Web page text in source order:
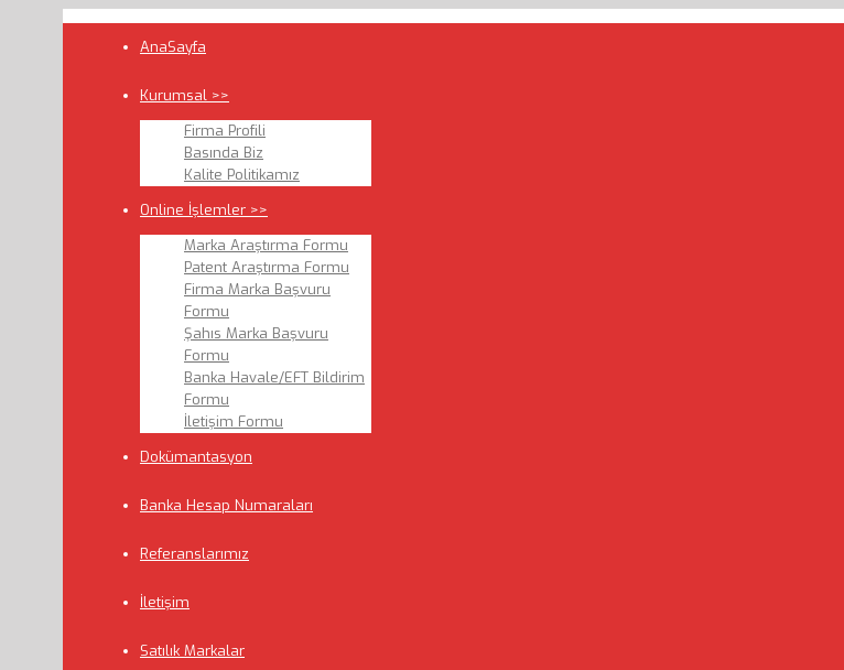
AnaSayfa
Kurumsal >>
Firma Profili
Basında Biz
Kalite Politikamız
Online İşlemler >>
Marka Araştırma Formu
Patent Araştırma Formu
Firma Marka Başvuru
Formu
Şahıs Marka Başvuru
Formu
Banka Havale/EFT Bildirim
Formu
İletişim Formu
Dokümantasyon
Banka Hesap Numaraları
Referanslarımız
İletişim
Satılık Markalar